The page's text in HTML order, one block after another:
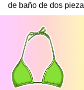
de baño de dos